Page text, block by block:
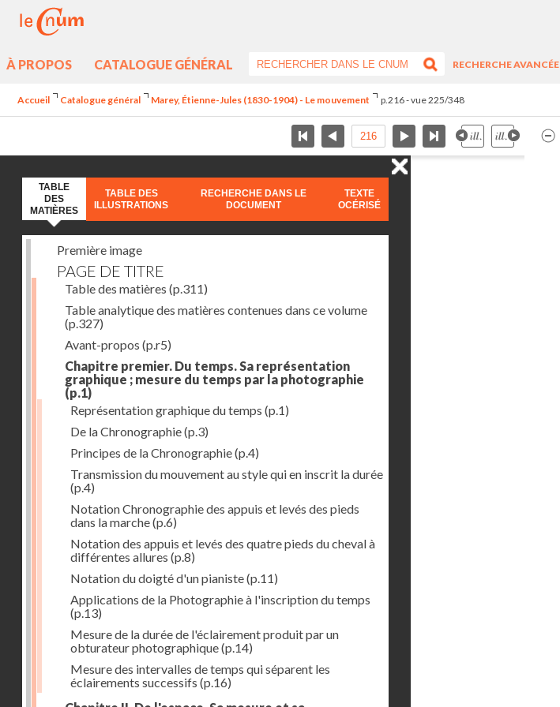
À PROPOS CATALOGUE GÉNÉRAL
RECHERCHE AVANCÉE
Accueil Catalogue général Marey, Étienne-Jules (1830-1904) - Le mouvement p.216 - vue 225/348
TABLE
DES
MATIÈRES
TABLE DES
ILLUSTRATIONS
RECHERCHE DANS LE
DOCUMENT
TEXTE
OCÉRISÉ
Première image
PAGE DE TITRE
Table des matières (p.311)
Table analytique des matières contenues dans ce volume
(p.327)
Avant-propos (p.r5)
Chapitre premier. Du temps. Sa représentation
graphique ; mesure du temps par la photographie
(p.1)
Représentation graphique du temps (p.1)
De la Chronographie(p.3)
Principes de la Chronographie(p.4)
Transmission du mouvement au style qui en inscrit la durée
(p.4)
Notation Chronographie des appuis et levés des pieds
dans la marche(p.6)
Notation des appuis et levés des quatre pieds du cheval à
différentes allures (p.8)
Notation du doigté d'un pianiste(p.11)
Applications de la Photographie à l'inscription du temps
(p.13)
Mesure de la durée de l'éclairement produit par un
obturateur photographique(p.14)
Mesure des intervalles de temps qui séparent les
éclairements successifs (p.16)